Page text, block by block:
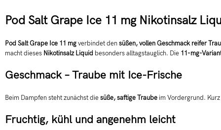
Pod Salt Grape Ice 11 mg Nikotinsalz
Pod Salt Grape Ice 11 mgverbindet densüßen, vollen Geschmack reifer
macht dieses Nikotinsalz Liquid besonders alltagstauglich. Die 11-mg-
Geschmack – Traube mit Ice-Frische
Beim Dampfen steht zunächst diesüße, saftige Traube im Vordergrund.
Fruchtig, kühl und angenehm leicht